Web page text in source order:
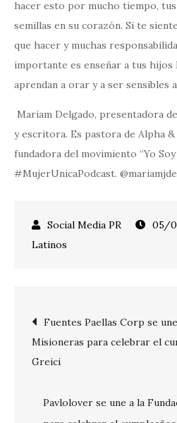
hacer esto por mucho tiempo,
semillas en su corazón. Si te
que hacer y muchas
importante es enseñar a tus hijos
aprendan a orar y a ser sensibles
Mariam Delgado, presentadora
y escritora. Es pastora de Alpha
fundadora del movimiento “Yo
#MujerUnicaPodcast.
05/
Latinos
Post
navigation
Fuentes Paellas Corp se
Misioneras para celebrar el
Greici
Pavlolover se une a la